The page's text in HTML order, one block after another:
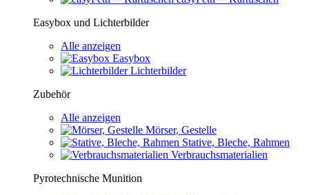
Easybox und Lichterbilder
Alle anzeigen
Easybox
Lichterbilder
Zubehör
Alle anzeigen
Mörser, Gestelle
Stative, Bleche, Rahmen
Verbrauchsmaterialien
Pyrotechnische Munition